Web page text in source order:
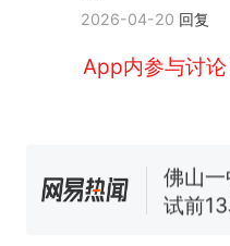
2026-04-20 回复
App内参与讨论
因老师
人生
新 费
佛山
试前